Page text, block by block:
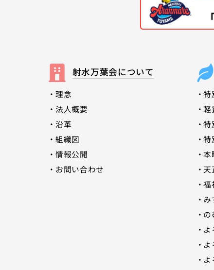
射水万葉会について
理念
法人概要
沿革
組織図
情報公開
お問い合わせ
特
軽
特
特
本
天
福
み
の
よ
よ
よ